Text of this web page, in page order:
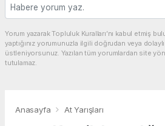
Yorum yazarak Topluluk Kuralları’nı kabul etmiş
yaptığınız yorumunuzla ilgili doğrudan veya
üstleniyorsunuz. Yazılan tüm yorumlardan site
tutulamaz.
Anasayfa At Yarışları